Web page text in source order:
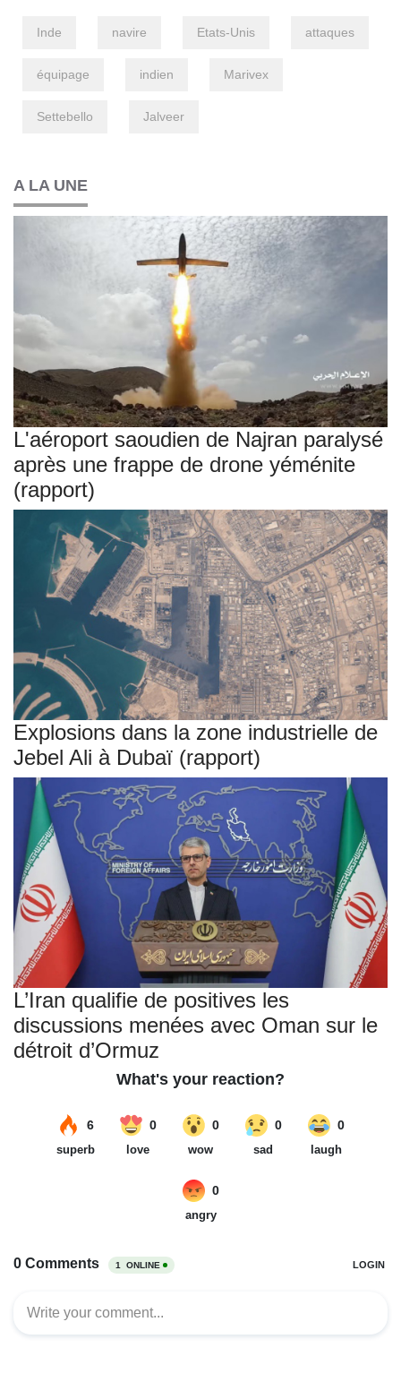
Inde navire Etats-Unis attaques
équipage indien Marivex
Settebello Jalveer
A LA UNE
L'aéroport saoudien de Najran paralysé
après une frappe de drone yéménite
(rapport)
Explosions dans la zone industrielle de
Jebel Ali à Dubaï (rapport)
L’Iran qualifie de positives les
discussions menées avec Oman sur le
détroit d’Ormuz